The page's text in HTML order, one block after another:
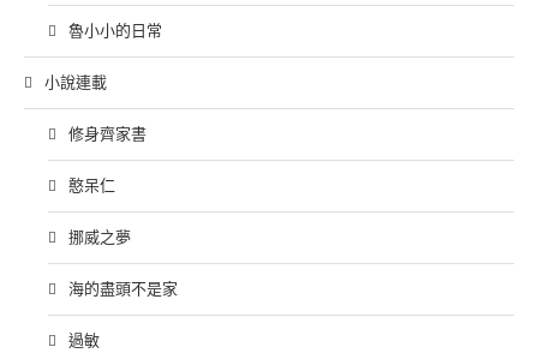
魯小小的日常
小說連載
修身齊家書
憨呆仁
挪威之夢
海的盡頭不是家
過敏